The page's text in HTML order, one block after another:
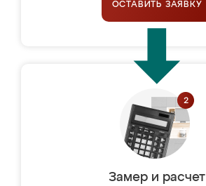
ОСТАВИТЬ ЗАЯВКУ
Замер и расчет